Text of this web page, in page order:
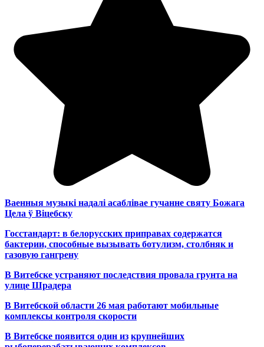
Ваенныя музыкі надалі асаблівае гучанне святу Божага
Цела ў Віцебску
Госстандарт: в белорусских приправах содержатся
бактерии, способные вызывать ботулизм, столбняк и
газовую гангрену
В Витебске устраняют последствия провала грунта на
улице Шрадера
В Витебской области 26 мая работают мобильные
комплексы контроля скорости
В Витебске появится один из крупнейших